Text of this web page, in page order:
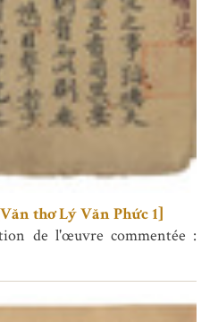
thơ Lý Văn Phức 1]
de l'œuvre commentée :